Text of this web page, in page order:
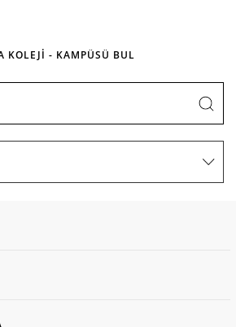
KOLEJİ - KAMPÜSÜ BUL